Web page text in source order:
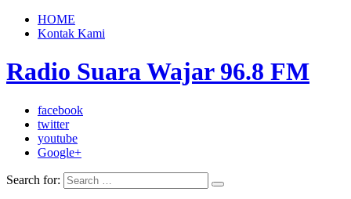
HOME
Kontak Kami
Radio Suara Wajar 96.8 FM
facebook
twitter
youtube
Google+
Search for: